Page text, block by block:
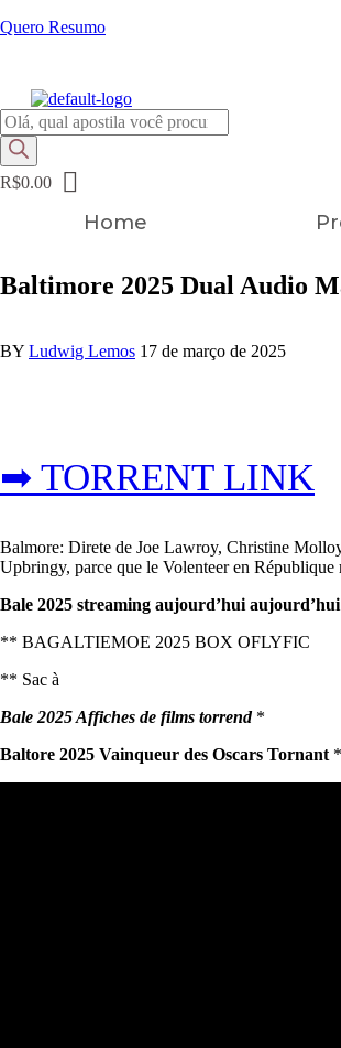
Quero Resumo
Pesquisar
produtos
R$0.00
Home
Baltimore 2025 Dual Audio
BY Ludwig Lemos 17 de março de 2025
➡ TORRENT LINK
Balmore: Direte de Joe Lawroy, Christine
Upbringy, parce que le Volenteer en
Bale 2025 streaming aujourd’hui
** BAGALTIEMOE 2025 BOX OFLYFIC
** Sac à
Bale 2025 Affiches de films torrend *
Baltore 2025 Vainqueur des Oscars Tornant